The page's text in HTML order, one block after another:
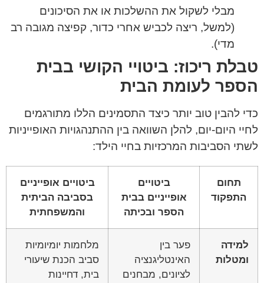
מבלי לשקול את ההשלכות או את הסיכונים
(למשל, ריצה לכביש אחרי כדור, קפיצה מגובה רב
מדי).
טבלת ריכוז: ביטויי הקושי בבית
הספר לעומת הבית
כדי להבין טוב יותר כיצד התסמינים הללו מתורגמים
לחיי היום-יום, להלן השוואה בין ההתנהגויות האופייניות
לשתי הסביבות המרכזיות בחיי הילד:
תחום
התפקוד
ביטויים
אופייניים בבית
הספר ובכיתה
ביטויים אופייניים
בסביבה הביתית
והמשפחתית
למידה
ומטלות
פער בין
האינטליגנציה
לציונים, מבחנים
מלחמות יומיומיות
סביב הכנת שיעורי
בית, דחיינות